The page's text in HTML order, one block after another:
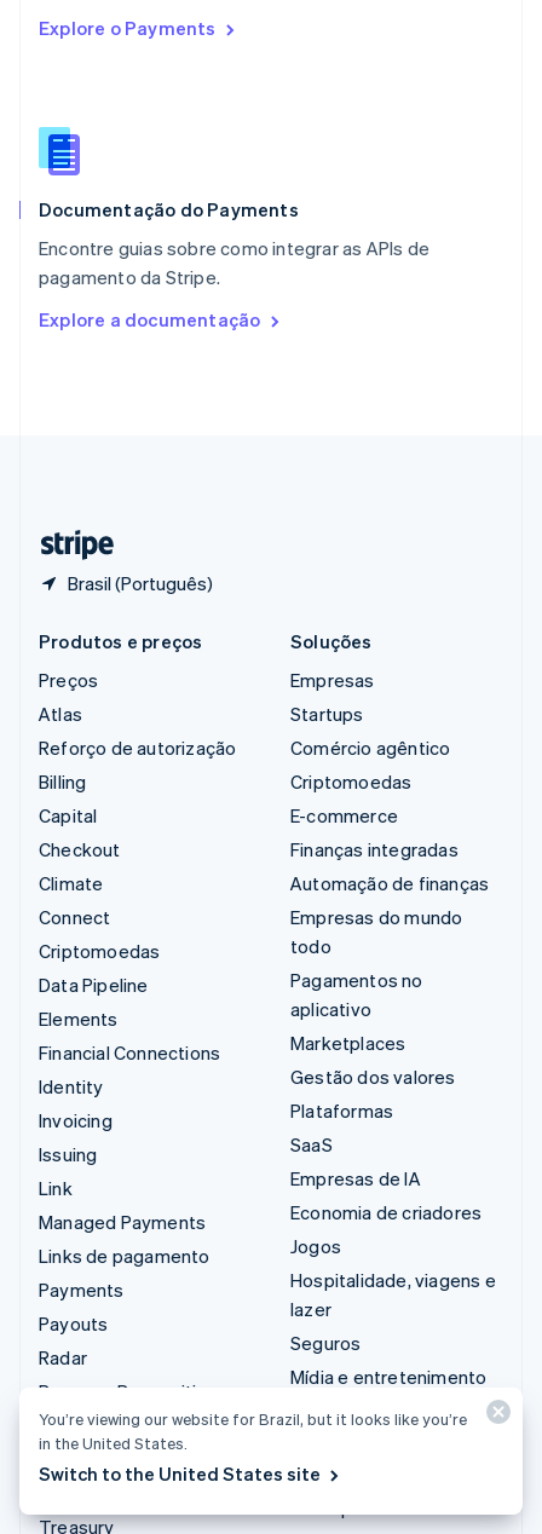
Explore o Payments
Documentação do Payments
Encontre guias sobre como integrar as APIs de
pagamento da Stripe.
Explore a documentação
Brasil (Português)
NederlandsEnglish
Português
RAE de Hong Kong, China
Reino Unido
República Tcheca
English
English
Produtos e preços
Preços
Atlas
Reforço de autorização
Billing
Capital
Checkout
Climate
Connect
Criptomoedas
Data Pipeline
Elements
Financial Connections
Identity
Invoicing
Issuing
Link
Managed Payments
Links de pagamento
Payments
Payouts
Radar
Revenue Recognition
Stripe Sigma
Treasury
Soluções
Empresas
Startups
Comércio agêntico
Criptomoedas
E-commerce
Finanças integradas
Automação de finanças
Empresas do mundo
todo
Pagamentos no
aplicativo
Marketplaces
Gestão dos valores
Plataformas
SaaS
Empresas de IA
Economia de criadores
Jogos
Hospitalidade, viagens e
lazer
Seguros
Mídia e entretenimento
Organizações sem fins
Serviços profissionais
You’re viewing our website for Brazil, but it looks like you’re
in the United States.
Switch to the United States site